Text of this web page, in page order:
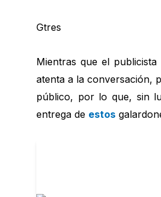
Gtres
Mientras que el
atenta a la conversación,
público, por lo que, sin
entrega de estos